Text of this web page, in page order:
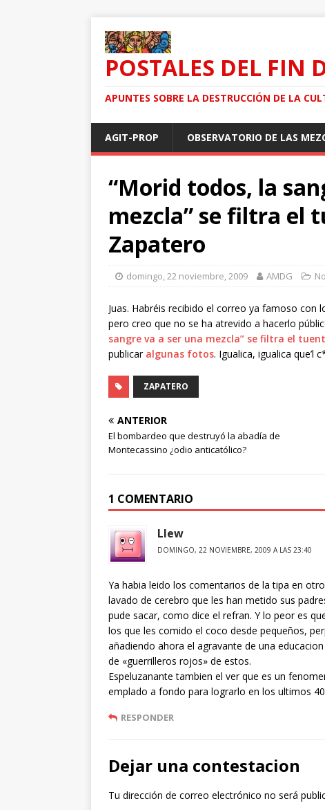
POSTALES DEL FIN
APUNTES SOBRE LA DESTRUCCIÓN DE LA
AGIT-PROP OBSERVATORIO DE LAS
“Morid todos, la
mezcla” se filtra el
Zapatero
domingo, 22 noviembre, 2009 AMDG
Juas. Habréis recibido el correo ya famoso
pero creo que no se ha atrevido a hacerlo
sangre va a ser una mezcla” se filtra el
publicar algunas fotos. Igualica, igualica que’l
ZAPATERO
ANTERIOR
El bombardeo que destruyó la abadía de
Montecassino ¿odio anticatólico?
1 COMENTARIO
Llew
DOMINGO, 22 NOVIEMBRE, 2009 A LAS 23:40
Ya habia leido los comentarios de la tipa en
lavado de cerebro que les han metido sus
pude sacar, como dice el refran. Y lo peor es
los que les comido el coco desde pequeños,
añadiendo ahora el agravante de una
de «guerrilleros rojos» de estos.
Espeluzanante tambien el ver que es un
emplado a fondo para lograrlo en los ultimos
RESPONDER
Dejar una contestacion
Tu dirección de correo electrónico no será